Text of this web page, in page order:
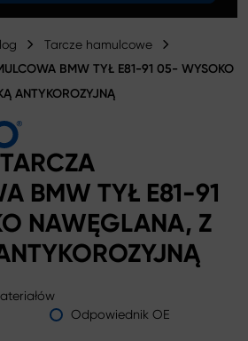
Tarcze hamulcowe
BMW TYŁ E81-91 05- WYSOKO
ANTYKOROZYJNĄ
BMW TYŁ E81-91
NAWĘGLANA, Z
Odpowiednik OE